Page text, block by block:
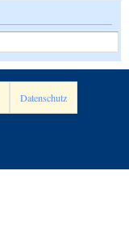
Datenschutz